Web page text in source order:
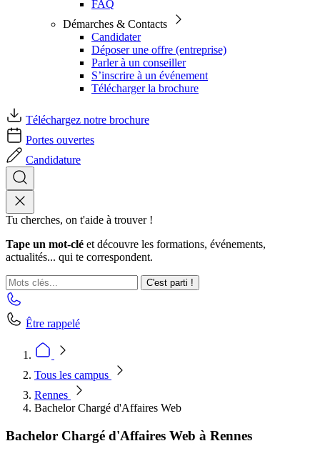
FAQ
Démarches & Contacts
Candidater
Déposer une offre (entreprise)
Parler à un conseiller
S’inscrire à un événement
Télécharger la brochure
Téléchargez notre brochure
Portes ouvertes
Candidature
Tu cherches, on t'aide à trouver !
Tape un mot-clé et découvre les formations, événements,
actualités... qui te correspondent.
C'est parti !
Être rappelé
Tous les campus
Rennes
Bachelor Chargé d'Affaires Web
Bachelor Chargé d'Affaires Web à Rennes